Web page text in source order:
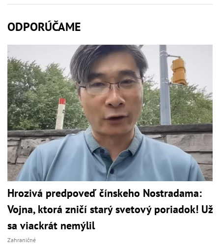
ODPORÚČAME
Hrozivá predpoveď čínskeho Nostradama:
Vojna, ktorá zničí starý svetový poriadok! Už
sa viackrát nemýlil
Zahraničné